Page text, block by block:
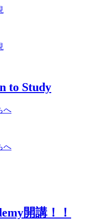
to Study
へ
へ
開講！！